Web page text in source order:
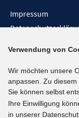
Impressum
Barrieren melden
Social-Media-
BlueSky
YouTube
Verwendung von
Wir möchten unsere
anpassen. Zu
Sie können selbst
Ihre Einwilligung
in unserer